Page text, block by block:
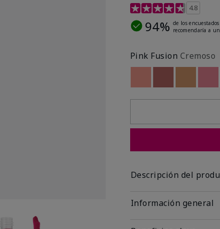
Calificación de clientes
4.8
94% de los encuestados
recomendaría a
Pink Fusion Cremoso
Descripción del
Información general